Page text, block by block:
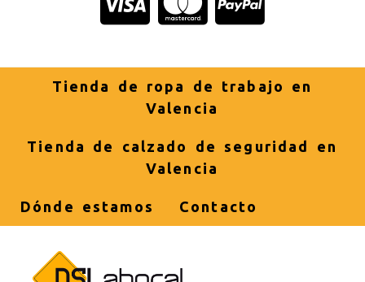
Tienda de ropa de trabajo en
Valencia
Tienda de calzado de seguridad en
Valencia
Dónde estamos Contacto